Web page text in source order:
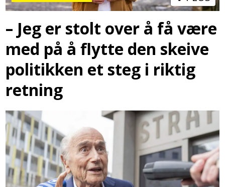
– Jeg er stolt over å få være
med på å flytte den skeive
politikken et steg i riktig
retning